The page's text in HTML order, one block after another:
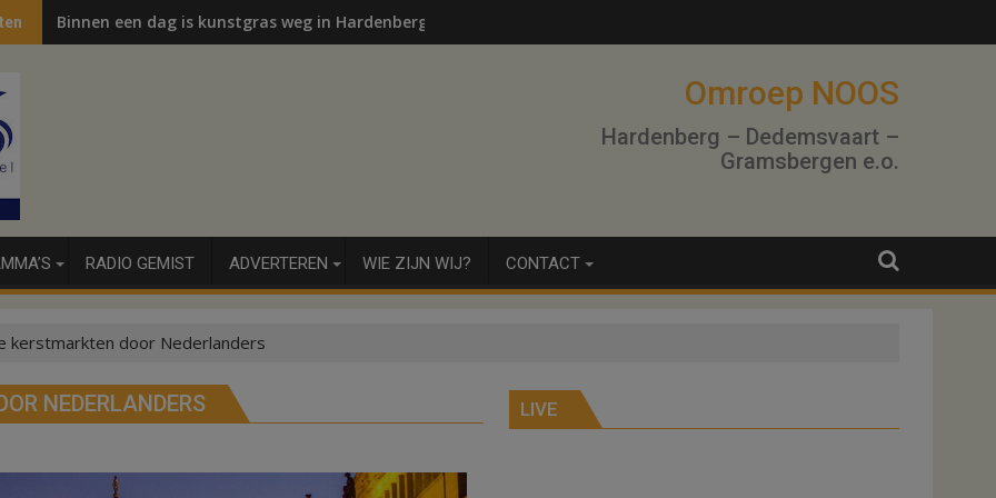
Binnen een dag is kunstgras weg in Hardenberg en Sibculo
Omroep NOOS
Hardenberg – Dedemsvaart –
Gramsbergen e.o.
RADIO GEMIST ADVERTEREN WIE ZIJN WIJ? CONTACT
kerstmarkten door Nederlanders
NEDERLANDERS LIVE